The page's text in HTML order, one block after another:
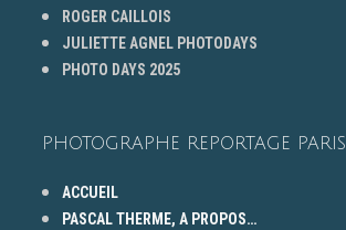
ROGER CAILLOIS
JULIETTE AGNEL PHOTODAYS
PHOTO DAYS 2025
PHOTOGRAPHE REPORTAGE PARIS
ACCUEIL
PASCAL THERME, A PROPOS…